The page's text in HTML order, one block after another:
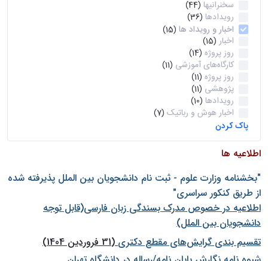
سخنرانیها (44)
رویدادها (36)
اخبار و رویداد ها (15)
اخبار (15)
روز پروژه (14)
کارگاه‌های آموزشی (11)
روز پروژه (11)
پژوهشی (11)
رویدادها (10)
اخبار هوش و رباتیک (7)
پاک کردن
اطلاعیه ها
"بخشنامه وزارت علوم - ثبت نام دانشجويان بين الملل پذيرفته شده
از طريق كنكور سراسری"
اطلاعیه در خصوص مدرک بسندگی زبان فارسی(قابل توجه
دانشجویان بین الملل)
تقسیم بندی گرایش‌های مقطع دکتری(31 فروردین 1404)